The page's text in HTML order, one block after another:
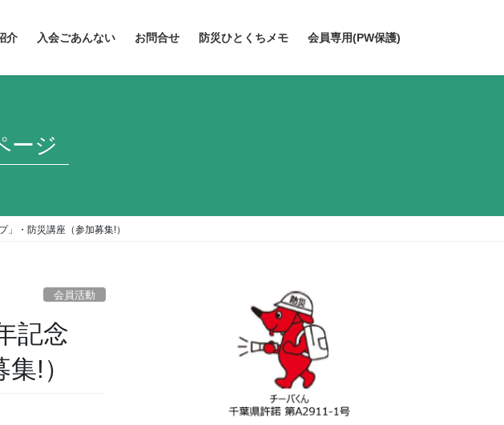
介 入会ごあんない お問合せ 防災ひとくちメモ 会員専用(PW保護)
ージ
・防災講座（参加募集!）
会員活動
記念
!）